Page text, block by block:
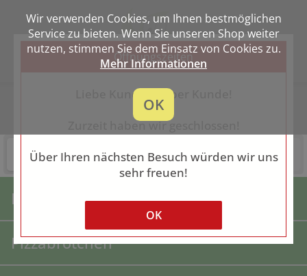
Star Pizza
Schönbergerstr. 30, 24148 Kiel
Heute keine Lieferung Heute keine Abholung
Pizza
Pizzabrötchen
Öffnungszeiten
Liebe Kundin, lieber Kunde!
Zurzeit haben wir geschlossen!
Über Ihren nächsten Besuch würden wir uns
sehr freuen!
OK
Wir verwenden Cookies, um Ihnen bestmöglichen
Service zu bieten. Wenn Sie unseren Shop weiter
nutzen, stimmen Sie dem Einsatz von Cookies zu.
Mehr Informationen
OK